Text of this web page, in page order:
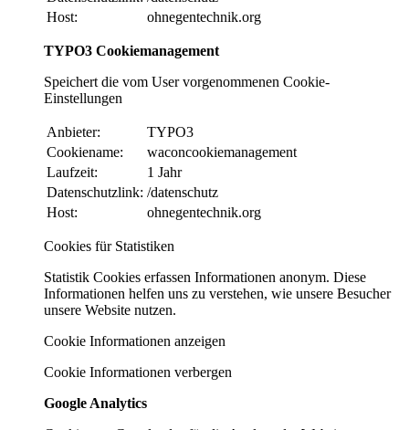
Host:
ohnegentechnik.org
TYPO3 Cookiemanagement
Speichert die vom User vorgenommenen Cookie-
Einstellungen
Anbieter:
TYPO3
Cookiename:
waconcookiemanagement
Laufzeit:
1 Jahr
Datenschutzlink: /datenschutz
Host:
ohnegentechnik.org
Cookies für Statistiken
Statistik Cookies erfassen Informationen anonym. Diese
Informationen helfen uns zu verstehen, wie unsere Besucher
unsere Website nutzen.
Cookie Informationen anzeigen
Cookie Informationen verbergen
Google Analytics